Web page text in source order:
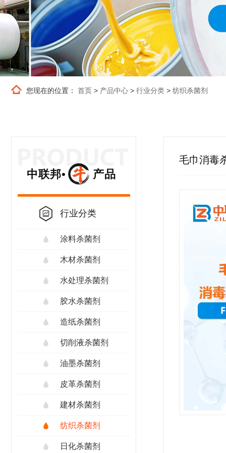
您现在的位置： 首页 > 产品中心 > 行业分类 > 纺织杀菌剂
中联邦• 产品
行业分类
涂料杀菌剂
木材杀菌剂
水处理杀菌剂
胶水杀菌剂
造纸杀菌剂
切削液杀菌剂
油墨杀菌剂
皮革杀菌剂
建材杀菌剂
纺织杀菌剂
日化杀菌剂
毛巾消毒